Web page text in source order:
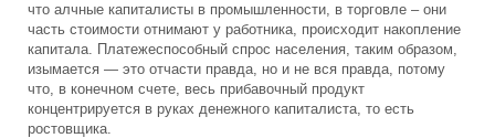
что алчные капиталисты в промышленности, в торговле – они
часть стоимости отнимают у работника, происходит накопление
капитала. Платежеспособный спрос населения, таким образом,
изымается — это отчасти правда, но и не вся правда, потому
что, в конечном счете, весь прибавочный продукт
концентрируется в руках денежного капиталиста, то есть
ростовщика.